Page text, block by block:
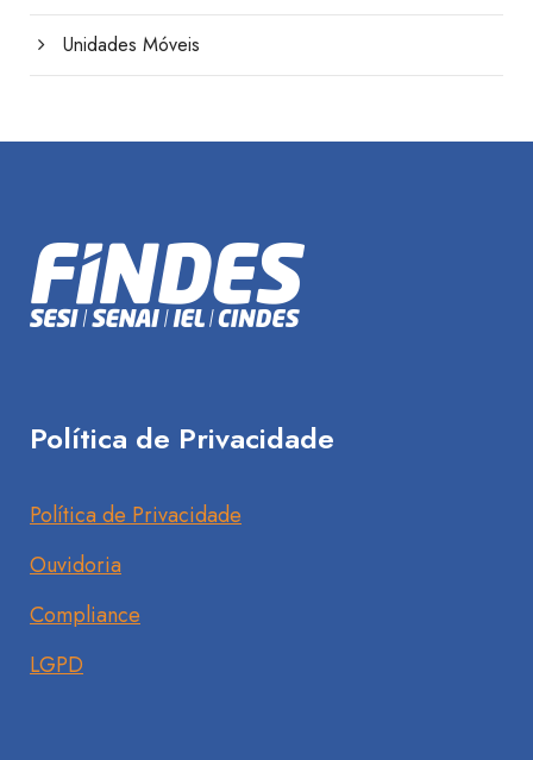
Unidades Móveis
Política de Privacidade
Política de Privacidade
Ouvidoria
Compliance
LGPD